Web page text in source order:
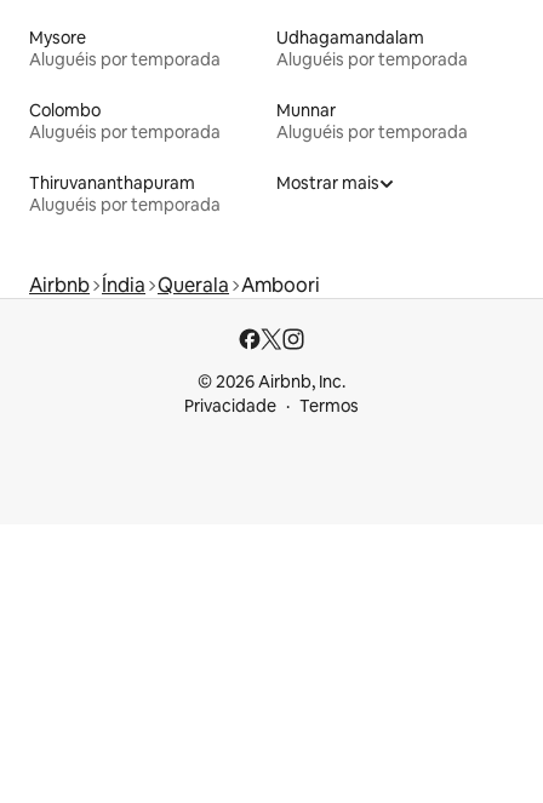
Mysore
Aluguéis por temporada
Udhagamandalam
Aluguéis por temporada
Colombo
Aluguéis por temporada
Munnar
Aluguéis por temporada
Thiruvananthapuram
Aluguéis por temporada
Mostrar mais
Airbnb Índia Querala Amboori
© 2026 Airbnb, Inc.
Privacidade
Termos